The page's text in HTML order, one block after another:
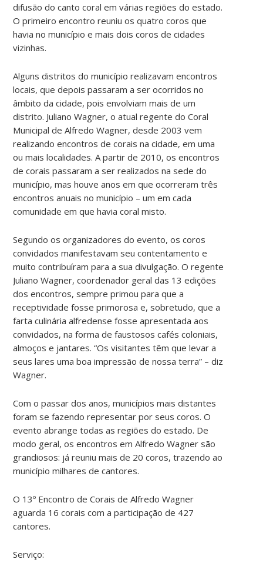
difusão do canto coral em várias regiões do estado.
O primeiro encontro reuniu os quatro coros que
havia no município e mais dois coros de cidades
vizinhas.
Alguns distritos do município realizavam encontros
locais, que depois passaram a ser ocorridos no
âmbito da cidade, pois envolviam mais de um
distrito. Juliano Wagner, o atual regente do Coral
Municipal de Alfredo Wagner, desde 2003 vem
realizando encontros de corais na cidade, em uma
ou mais localidades. A partir de 2010, os encontros
de corais passaram a ser realizados na sede do
município, mas houve anos em que ocorreram três
encontros anuais no município – um em cada
comunidade em que havia coral misto.
Segundo os organizadores do evento, os coros
convidados manifestavam seu contentamento e
muito contribuíram para a sua divulgação. O regente
Juliano Wagner, coordenador geral das 13 edições
dos encontros, sempre primou para que a
receptividade fosse primorosa e, sobretudo, que a
farta culinária alfredense fosse apresentada aos
convidados, na forma de faustosos cafés coloniais,
almoços e jantares. “Os visitantes têm que levar a
seus lares uma boa impressão de nossa terra” – diz
Wagner.
Com o passar dos anos, municípios mais distantes
foram se fazendo representar por seus coros. O
evento abrange todas as regiões do estado. De
modo geral, os encontros em Alfredo Wagner são
grandiosos: já reuniu mais de 20 coros, trazendo ao
município milhares de cantores.
O 13º Encontro de Corais de Alfredo Wagner
aguarda 16 corais com a participação de 427
cantores.
Serviço: